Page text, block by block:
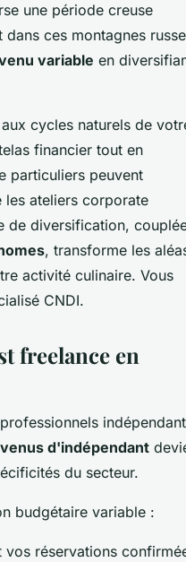
une période creuse
ces montagnes
variable en
cycles naturels de
financier tout en
particuliers peuvent
les ateliers corporate
de diversification,
, transforme les
activité culinaire. Vous
CNDI.
freelance en
d'indépendant
du secteur.
budgétaire variable :
réservations